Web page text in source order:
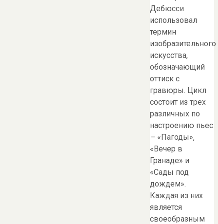
Дебюсси
использовал
термин
изобразительного
искусства,
обозначающий
оттиск с
гравюры. Цикл
состоит из трех
различных по
настроению пьес
– «Пагоды»,
«Вечер в
Гранаде» и
«Сады под
дождем».
Каждая из них
является
своеобразным